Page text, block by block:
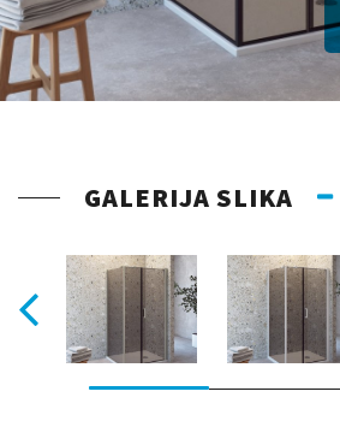
GALERIJA SLIKA